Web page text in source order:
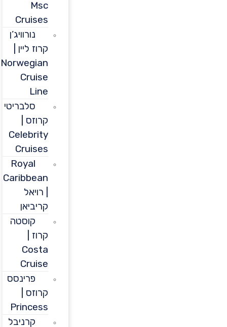
Cruises
נורוויג’ן
קרוז ליין |
Norwegian
Cruise
סלבריטי
קרוזס |
Celebrity
Cruises
Royal
Caribbean
קריביאן
קוסטה
Costa
Cruise
פרינסס
קרוזס |
Princess
קרניבל